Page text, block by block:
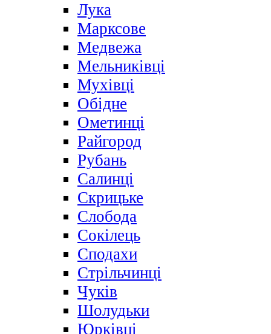
Лука
Марксове
Медвежа
Мельниківці
Мухівці
Обідне
Ометинці
Райгород
Рубань
Салинці
Скрицьке
Слобода
Сокілець
Сподахи
Стрільчинці
Чуків
Шолудьки
Юрківці